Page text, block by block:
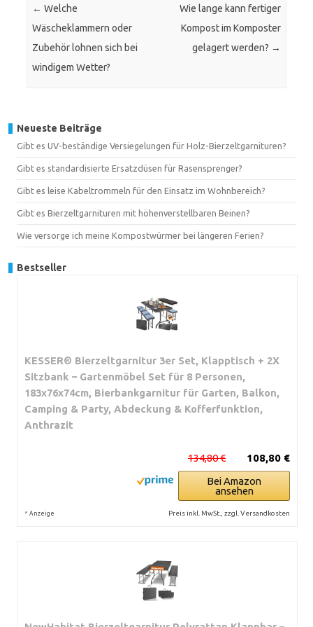
← Welche
Wäscheklammern oder
Zubehör lohnen sich bei
windigem Wetter?
Wie lange kann fertiger
Kompost im Komposter
gelagert werden? →
Neueste Beiträge
Gibt es UV-beständige Versiegelungen für Holz-Bierzeltgarnituren?
Gibt es standardisierte Ersatzdüsen für Rasensprenger?
Gibt es leise Kabeltrommeln für den Einsatz im Wohnbereich?
Gibt es Bierzeltgarnituren mit höhenverstellbaren Beinen?
Wie versorge ich meine Kompostwürmer bei längeren Ferien?
Bestseller
KESSER® Bierzeltgarnitur 3er Set, Klapptisch + 2X
Sitzbank – Gartenmöbel Set für 8 Personen,
183x76x74cm, Bierbankgarnitur für Garten, Balkon,
Camping & Party, Abdeckung & Kofferfunktion,
Anthrazit
108,80 €
134,80 €
Bei Amazon
ansehen
* Anzeige Preis inkl. MwSt., zzgl. Versandkosten